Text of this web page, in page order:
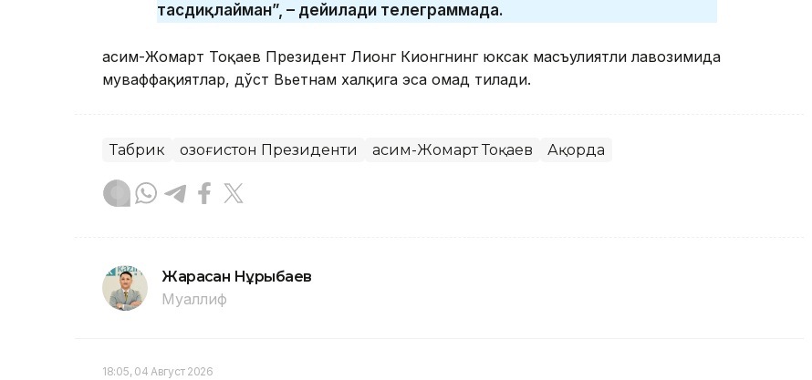
тасдиқлайман”, – дейилади телеграммада.
Қасим-Жомарт Тоқаев Президент Лионг Кионгнинг юксак масъулиятли лавозимида
муваффақиятлар, дўст Вьетнам халқига эса омад тилади.
Табрик Қозоғистон Президенти Қасим-Жомарт Тоқаев Ақорда
Жарасқан Нұрыбаев
Муаллиф
18:05, 04 Август 2026